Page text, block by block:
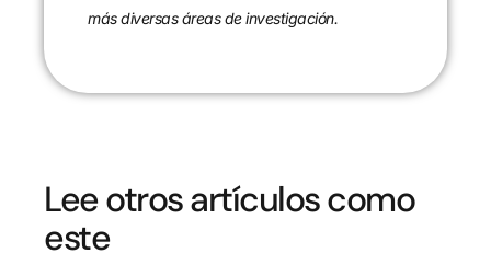
más diversas áreas de investigación.
Lee otros artículos como
este